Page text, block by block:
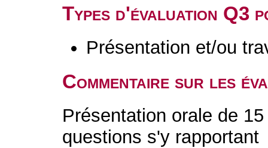
Types d'évaluation Q3
Présentation et/ou
Commentaire sur les
Présentation orale de
questions s'y rapportant